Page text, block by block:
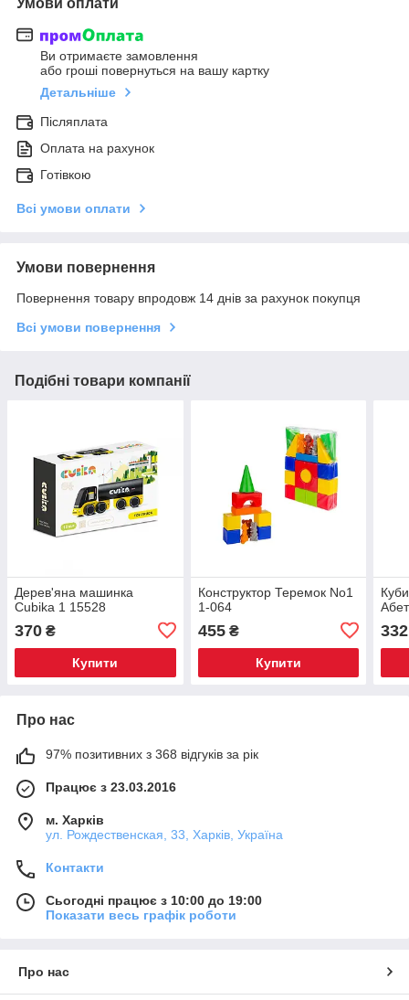
Ви отримаєте замовлення
або гроші повернуться на вашу картку
Детальніше
Післяплата
Оплата на рахунок
Готівкою
Всі умови оплати
Умови повернення
Повернення товару впродовж 14 днів за рахунок покупця
Всі умови повернення
Подібні товари компанії
Дерев'яна машинка
Cubika 1 15528
370 ₴
Купити
Конструктор Теремок No1
1-064
455₴
Купити
332
Про нас
97% позитивних з 368 відгуків за рік
Працює з 23.03.2016
м. Харків
ул. Рождественская, 33, Харків, Україна
Контакти
Сьогодні працює з 10:00 до 19:00
Показати весь графік роботи
Про нас